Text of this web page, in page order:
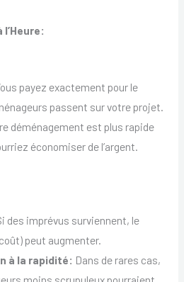
payez exactement pour le
passent sur votre projet.
déménagement est plus rapide
économiser de l’argent.
des imprévus surviennent, le
peut augmenter.
à la rapidité: Dans de rares cas,